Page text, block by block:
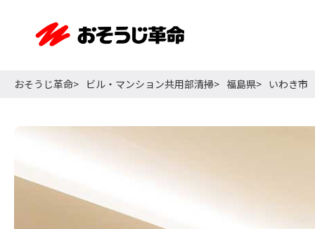
おそうじ革命 ビル・マンション共用部清掃 福島県 いわき市